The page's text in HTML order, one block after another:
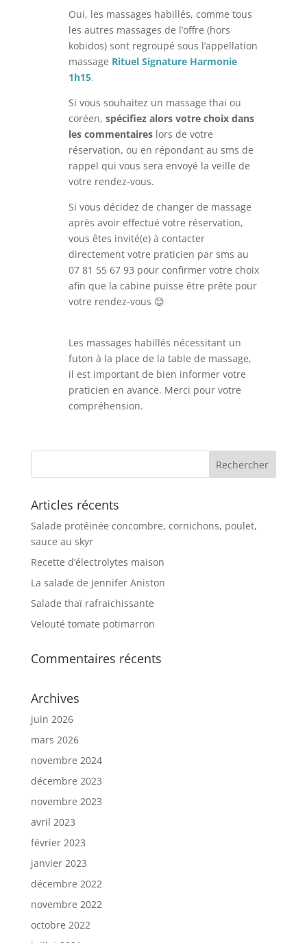
Oui, les massages habillés, comme tous
les autres massages de l’offre (hors
kobidos) sont regroupé sous l’appellation
massage Rituel Signature Harmonie
1h15.
Si vous souhaitez un massage thai ou
coréen, spécifiez alors votre choix dans
les commentaireslors de votre
réservation, ou en répondant au sms de
rappel qui vous sera envoyé la veille de
votre rendez-vous.
Si vous décidez de changer de massage
après avoir effectué votre réservation,
vous êtes invité(e) à contacter
directement votre praticien par sms au
07 81 55 67 93 pour confirmer votre choix
afin que la cabine puisse être prête pour
votre rendez-vous 😊
Les massages habillés nécessitant un
futon à la place de la table de massage,
il est important de bien informer votre
praticien en avance. Merci pour votre
compréhension.
Articles récents
Salade protéinée concombre, cornichons, poulet,
sauce au skyr
Recette d’électrolytes maison
La salade de Jennifer Aniston
Salade thaï rafraichissante
Velouté tomate potimarron
Commentaires récents
Archives
juin 2026
mars 2026
novembre 2024
décembre 2023
novembre 2023
avril 2023
février 2023
janvier 2023
décembre 2022
novembre 2022
octobre 2022